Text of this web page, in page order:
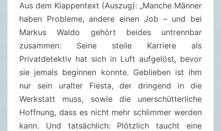
E
I
N
S
T
I
R
B
T
Aus dem Klappentext (Auszug): „Manche Männer
haben Probleme, andere einen Job – und bei
Markus Waldo gehört beides untrennbar
zusammen: Seine steile Karriere als
Privatdetektiv hat sich in Luft aufgelöst, bevor
sie jemals beginnen konnte. Geblieben ist ihm
nur sein uralter Fiesta, der dringend in die
Werkstatt muss, sowie die unerschütterliche
Hoffnung, dass es nicht mehr schlimmer werden
kann. Und tatsächlich: Plötzlich taucht eine